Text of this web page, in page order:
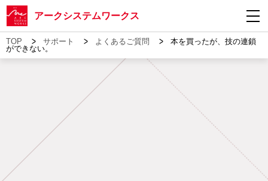
アークシステムワークス
TOP > サポート > よくあるご質問 >
本を買ったが、技の連鎖
ができない。